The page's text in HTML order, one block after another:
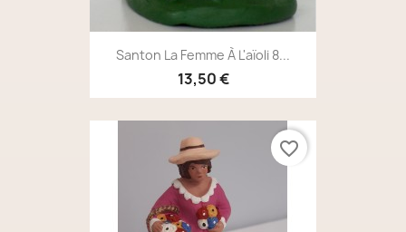
Santon La Femme À L'aïoli 8...
13,50 €
favorite_border